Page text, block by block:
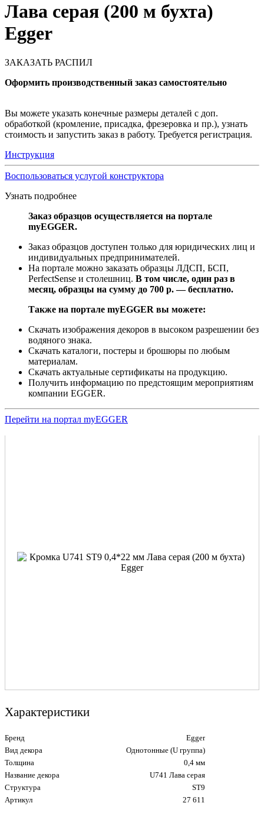
Лава серая (200 м бухта)
Egger
ЗАКАЗАТЬ РАСПИЛ
Оформить производственный заказ самостоятельно
Вы можете указать конечные размеры деталей с доп.
обработкой (кромление, присадка, фрезеровка и пр.), узнать
стоимость и запустить заказ в работу. Требуется регистрация.
Инструкция
Воспользоваться услугой конструктора
Узнать подробнее
Заказ образцов осуществляется на портале
myEGGER.
Заказ образцов доступен только для юридических лиц и
индивидуальных предпринимателей.
На портале можно заказать образцы ЛДСП, БСП,
PerfectSense и столешниц. В том числе, один раз в
месяц, образцы на сумму до 700 р. — бесплатно.
Также на портале myEGGER вы можете:
Скачать изображения декоров в высоком разрешении без
водяного знака.
Скачать каталоги, постеры и брошюры по любым
материалам.
Скачать актуальные сертификаты на продукцию.
Получить информацию по предстоящим мероприятиям
компании EGGER.
Перейти на портал myEGGER
Характеристики
Бренд
Egger
Вид декора
Однотонные (U группа)
Толщина
0,4 мм
Название декора
U741 Лава серая
Структура
ST9
Артикул
27 611